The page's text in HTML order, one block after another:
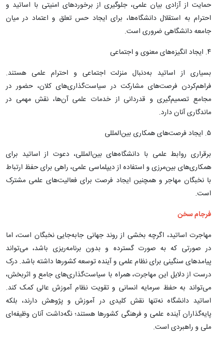
حمایت از آزادی بیان علمی، جلوگیری از برخوردهای امنیتی با اساتید و
احترام به استقلال دانشگاه‌ها، برای ایجاد حس تعلق و اعتماد در میان
جامعه دانشگاهی ضروری است.
۴. ایجاد انگیزه‌های معنوی و اجتماعی
بسیاری از اساتید به‌دنبال منزلت اجتماعی و احترام علمی هستند.
فراهم‌کردن فرصت‌های مشارکت در سیاست‌گذاری‌های کلان، حضور در
مجامع تصمیم‌گیری و قدردانی از خدمات علمی آن‌ها، نقش مهمی در
ماندگاری آنان دارد.
۵. ایجاد فرصت‌های همکاری بین‌المللی
برقراری روابط علمی با دانشگاه‌های بین‌المللی، دعوت از اساتید برای
همکاری‌های بین‌مرزی و استفاده از دیپلماسی علمی، راهی برای حفظ ارتباط
با نخبگان مهاجر و همچنین ایجاد فرصت برای فعالیت‌های علمی مشترک
است.
فرجام سخن
مهاجرت اساتید، اگرچه بخشی از روند جهانی جابه‌جایی نخبگان است، اما
در صورتی که به صورت گسترده و بدون برنامه‌ریزی باشد، می‌تواند
پیامدهای سنگینی برای نظام علمی و آینده توسعه کشورها داشته باشد. درک
درست از دلایل این مهاجرت، همراه با سیاست‌گذاری‌های جامع و اثربخش،
می‌تواند به حفظ سرمایه انسانی و تقویت نظام آموزش عالی کمک کند.
اساتید دانشگاه نه‌تنها نقش کلیدی در آموزش و پژوهش دارند، بلکه
پایه‌گذاران آینده علمی و فرهنگی کشورها هستند؛ نگه‌داشت آنان وظیفه‌ای
ملی و راهبردی است.